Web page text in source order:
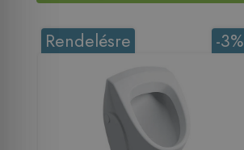
-3%
Rendelésre